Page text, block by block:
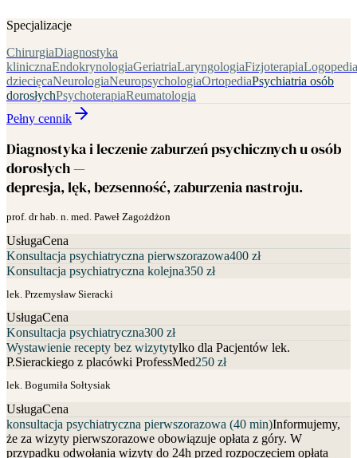
Specjalizacje
ChirurgiaDiagnostyka
klinicznaEndokrynologiaGeriatriaLaryngologiaFizjoterapiaLogopedia
dziecięcaNeurologiaNeuropsychologiaOrtopediaPsychiatria osób
dorosłychPsychoterapiaReumatologia
Pełny cennik
Diagnostyka i leczenie zaburzeń psychicznych u osób
dorosłych —
depresja, lęk, bezsenność, zaburzenia nastroju.
prof. dr hab. n. med. Paweł Zagożdżon
UsługaCena
Konsultacja psychiatryczna pierwszorazowa400 zł
Konsultacja psychiatryczna kolejna350 zł
lek. Przemysław Sieracki
UsługaCena
Konsultacja psychiatryczna300 zł
Wystawienie recepty bez wizytytylko dla Pacjentów lek.
P.Sierackiego z placówki ProfessMed250 zł
lek. Bogumiła Sołtysiak
UsługaCena
konsultacja psychiatryczna pierwszorazowa (40 min)Informujemy,
że za wizyty pierwszorazowe obowiązuje opłata z góry. W
przypadku odwołania wizyty do 24h przed rozpoczęciem opłata